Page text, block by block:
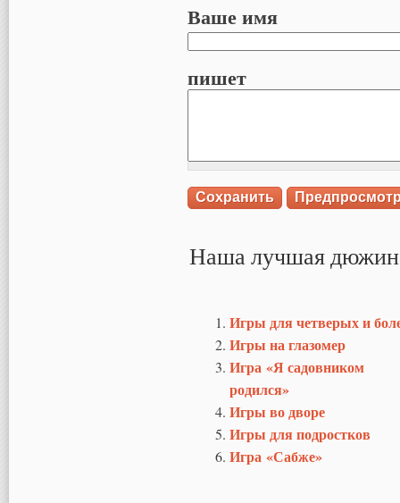
Ваше имя
пишет
Наша лучшая
Игры для четверых и
Игры на глазомер
Игра «Я садовником
родился»
Игры во дворе
Игры для подростков
Игра «Сабже»